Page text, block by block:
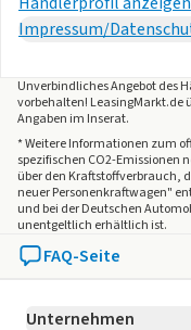
Impressum/
Unverbindliches Angebot des
vorbehalten! LeasingMarkt.de
Angaben im Inserat.
* Weitere Informationen zum
spezifischen CO2-Emissionen
über den Kraftstoffverbrauch,
neuer Personenkraftwagen"
und bei der Deutschen
unentgeltlich erhältlich ist.
FAQ-Seite
Unternehmen